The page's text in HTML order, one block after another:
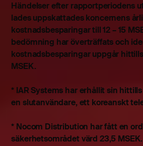
Händelser efter rapportperiodens
lades uppskattades koncernens
kostnadsbesparingar till 12 – 15
bedömning har överträffats och
kostnadsbesparingar uppgår
MSEK.
* IAR Systems har erhållit sin
en slutanvändare, ett koreanskt
* Nocom Distribution har fått en
säkerhetsområdet värd 23,5 MSEK.